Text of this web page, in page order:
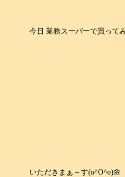
今日 業務スーパーで買って
いただきまぁ～す(o^O^o)🌼